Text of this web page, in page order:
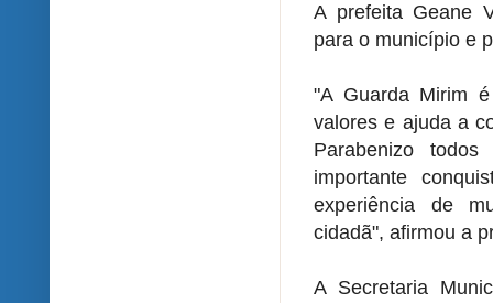
A prefeita Geane
para o município e
"A Guarda Mirim
valores e ajuda a
Parabenizo
importante
experiência de
cidadã", afirmou a
A Secretaria